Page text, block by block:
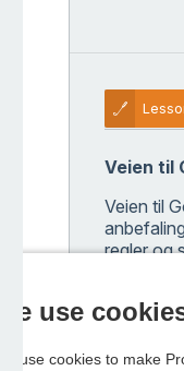
Veien til
Veien til
regler og
du skal
Utstyr
We use
We use cookies to make